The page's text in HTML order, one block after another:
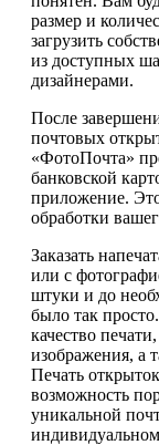
размер и
загрузить
из доступных
дизайнерами.
После
почтовых
«ФотоПочта»
банковской
приложение. Это
обработки
Заказать
или с
штуки и до
было так
качество
изображения, а
Печать
возможность
уникальной